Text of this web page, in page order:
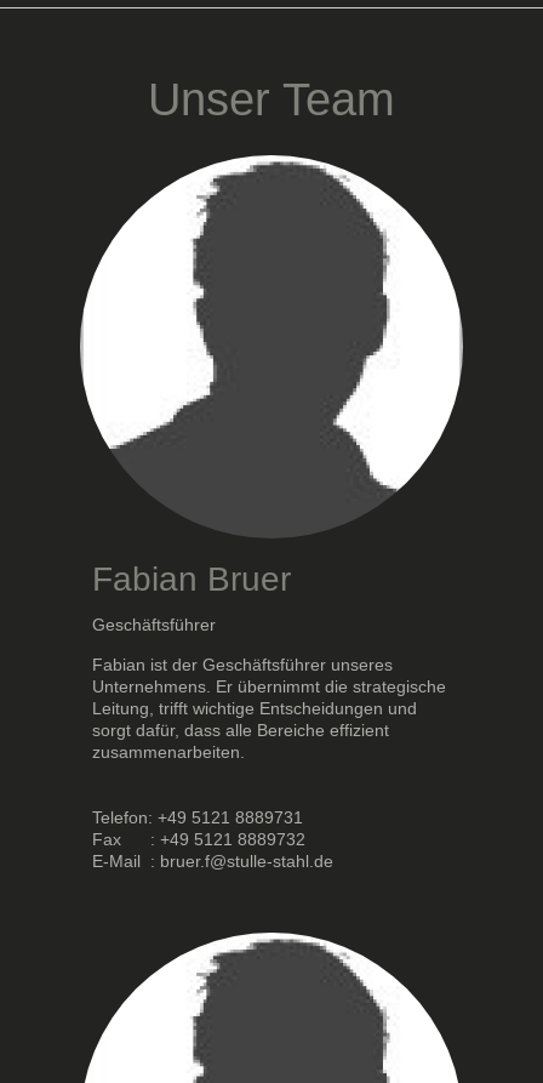
Unser Team
Fabian Bruer
Geschäftsführer
Fabian ist der Geschäftsführer unseres
Unternehmens. Er übernimmt die strategische
Leitung, trifft wichtige Entscheidungen und
sorgt dafür, dass alle Bereiche effizient
zusammenarbeiten.
Telefon: +49 5121 8889731
Fax : +49 5121 8889732
E-Mail : bruer.f@stulle-stahl.de